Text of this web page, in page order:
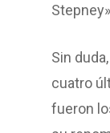
Sin
cuatro
fueron